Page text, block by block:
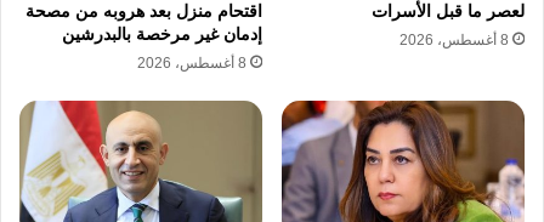
لتحقيق التوازن بين الأمن الغذائي الداخلي
الفجوة الغذائية: التساؤل عن النسبة المئوية
لعصر ما قبل الأسرات
8 أغسطس، 2026
اقتحام منزل بعد هروبه من مصحة
إدمان غير مرخصة بالبدرشين
8 أغسطس، 2026